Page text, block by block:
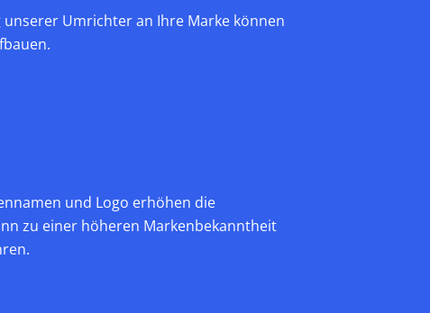
Umrichter an Ihre Marke können
und Logo erhöhen die
zu einer höheren Markenbekanntheit